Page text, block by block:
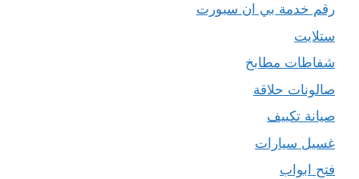
رقم خدمة بي ان سبورت
ستلايت
شفاطات مطابخ
صالونات حلاقة
صيانة تكييف
غسيل سيارات
فتح ابواب